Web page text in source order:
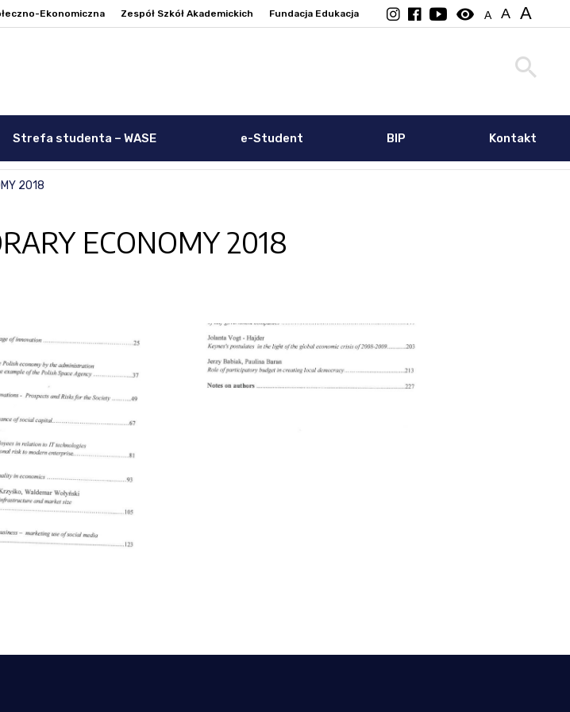
Ekonomiczna Zespół Szkół Akademickich Fundacja Edukacja visibility A A A
Strefa studenta – WASE e-Student BIP Kontakt
2018
ECONOMY 2018